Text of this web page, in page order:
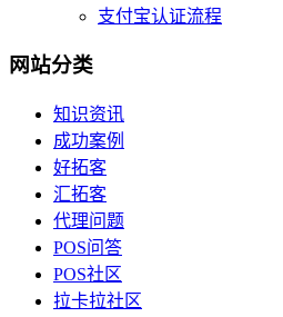
支付宝认证流程
网站分类
知识资讯
成功案例
好拓客
汇拓客
代理问题
POS问答
POS社区
拉卡拉社区